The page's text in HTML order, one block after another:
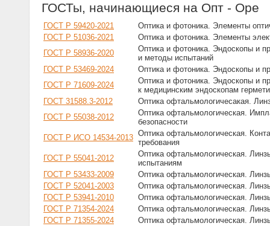
ГОСТы, начинающиеся на Опт - Оре
ГОСТ Р 59420-2021
Оптика и фотоника. Элементы
ГОСТ Р 51036-2021
Оптика и фотоника. Элементы
ГОСТ Р 58936-2020
Оптика и фотоника. Эндоскопы и
и методы испытаний
ГОСТ Р 53469-2024
Оптика и фотоника. Эндоскопы и
ГОСТ Р 71609-2024
Оптика и фотоника. Эндоскопы и
к медицинским эндоскопам
ГОСТ 31588.3-2012
Оптика офтальмологичесакая.
ГОСТ Р 55038-2012
Оптика офтальмологическая.
безопасности
ГОСТ Р ИСО 14534-2013 Оптика офтальмологическая.
требования
ГОСТ Р 55041-2012
Оптика офтальмологическая.
испытаниям
ГОСТ Р 53433-2009
Оптика офтальмологическая.
ГОСТ Р 52041-2003
Оптика офтальмологическая.
ГОСТ Р 53941-2010
Оптика офтальмологическая.
ГОСТ Р 71354-2024
Оптика офтальмологическая.
ГОСТ Р 71355-2024
Оптика офтальмологическая.